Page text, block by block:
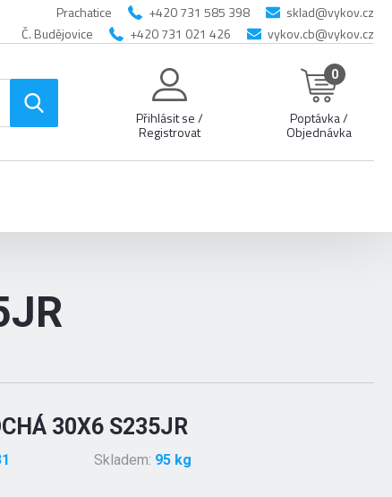
Prachatice +420 731 585 398
sklad@vykov.cz
Č. Budějovice
+420 731 021 426 vykov.cb@vykov.cz
Přihlásit se /
Registrovat
0
Poptávka /
Objednávka
30X6 S235JR
Skladem: 95 kg